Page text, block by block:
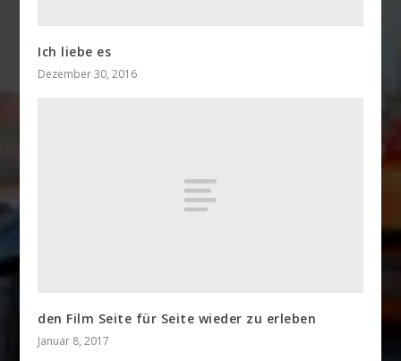
Ich liebe es
Dezember 30, 2016
den Film Seite für Seite wieder zu erleben
Januar 8, 2017